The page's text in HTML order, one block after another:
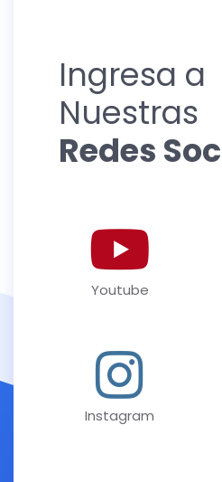
Ingresa a
Nuestras
Redes
Youtube
Instagram